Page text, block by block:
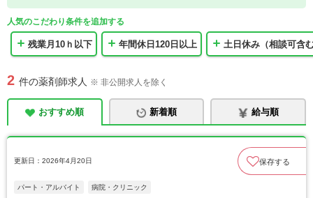
人気のこだわり条件を追加する
残業月10ｈ以下 年間休日120日以上 土日休み（相談可含
2 件の薬剤師求人 ※ 非公開求人を除く
おすすめ順 新着順 給与順
更新日：2026年4月20日 保存する
パート・アルバイト 病院・クリニック